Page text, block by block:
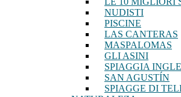
NUDISTI
PISCINE
LAS CANTERAS
MASPALOMAS
GLI ASINI
SPIAGGIA
SAN AGUSTÍN
SPIAGGE DI